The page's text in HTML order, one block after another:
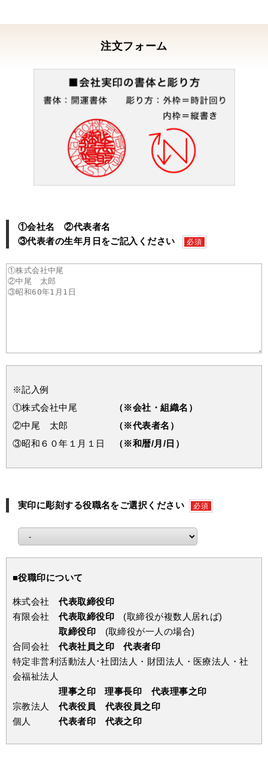
注文フォーム
①会社名 ②代表者名
③代表者の生年月日をご記入ください
必須
※記入例
①株式会社中尾
（※会社・組織名）
②中尾 太郎
（※代表者名）
③昭和６０年１月１日
（※和暦/月/日）
実印に彫刻する役職名をご選択ください 必須
■役職印について
株式会社代表取締役印
有限会社代表取締役印 (取締役が複数人居れば)
取締役印 (取締役が一人の場合)
合同会社代表社員之印 代表者印
特定非営利活動法人･社団法人・財団法人・医療法人・社
会福祉法人
理事之印 理事長印 代表理事之印
宗教法人代表役員 代表役員之印
個人代表者印 代表之印